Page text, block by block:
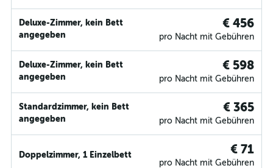
Deluxe-Zimmer, kein Bett
angegeben
€ 456
pro Nacht mit Gebühren
Deluxe-Zimmer, kein Bett
angegeben
€ 598
pro Nacht mit Gebühren
Standardzimmer, kein Bett
angegeben
€ 365
pro Nacht mit Gebühren
Doppelzimmer, 1 Einzelbett € 71
pro Nacht mit Gebühren